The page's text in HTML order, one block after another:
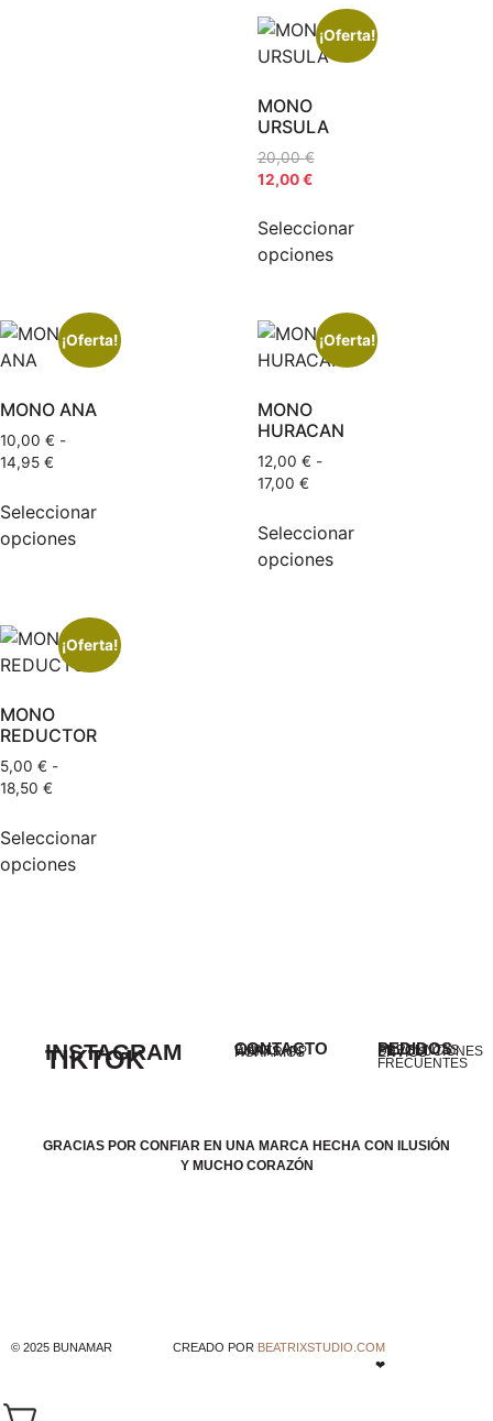
¡Oferta!
MONO
URSULA
20,00€
12,00€
Seleccionar
opciones
¡Oferta!
MONO ANA
10,00 € -
14,95 €
Seleccionar
opciones
¡Oferta!
MONO
HURACAN
12,00 € -
17,00 €
Seleccionar
opciones
¡Oferta!
MONO
REDUCTOR
5,00 € -
18,50 €
Seleccionar
opciones
INSTAGRAM
TIKTOK CONTACTO
HORARIOS
WHATSAPP
EMAIL PEDIDOS
ENVÍOS
DEVOLUCIONES
PREGUNTAS
FRECUENTES
GRACIAS POR CONFIAR EN UNA MARCA HECHA CON ILUSIÓN
Y MUCHO CORAZÓN
© 2025 BUNAMAR CREADO POR BEATRIXSTUDIO.COM
❤